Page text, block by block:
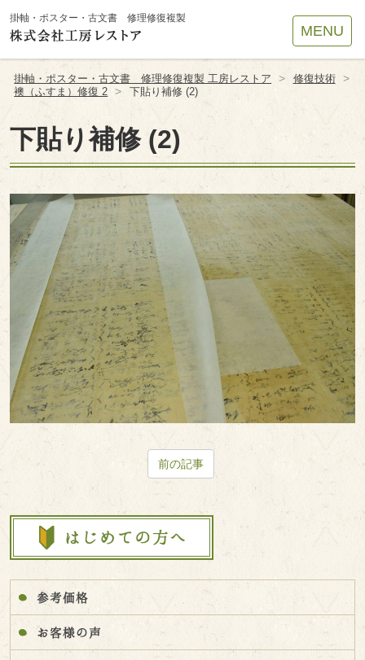
掛軸・ポスター・古文書 修理修復複製
MENU
掛軸・ポスター・古文書 修理修復複製 工房レストア > 修復技術 >
襖（ふすま）修復 2 > 下貼り補修 (2)
下貼り補修 (2)
前の記事
参考価格
お客様の声
Site
Footer